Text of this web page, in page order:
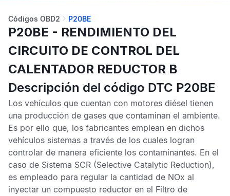
Códigos OBD2 P20BE
P20BE - RENDIMIENTO DEL
CIRCUITO DE CONTROL DEL
CALENTADOR REDUCTOR B
Descripción del código DTC P20BE
Los vehículos que cuentan con motores diésel tienen
una producción de gases que contaminan el ambiente.
Es por ello que, los fabricantes emplean en dichos
vehículos sistemas a través de los cuales logran
controlar de manera eficiente los contaminantes. En el
caso de Sistema SCR (Selective Catalytic Reduction),
es empleado para regular la cantidad de NOx al
inyectar un compuesto reductor en el Filtro de